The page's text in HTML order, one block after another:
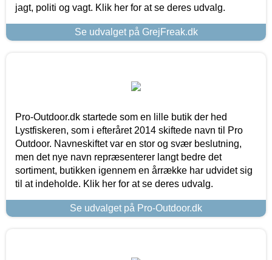
jagt, politi og vagt. Klik her for at se deres udvalg.
Se udvalget på GrejFreak.dk
Pro-Outdoor.dk startede som en lille butik der hed
Lystfiskeren, som i efteråret 2014 skiftede navn til Pro
Outdoor. Navneskiftet var en stor og svær beslutning,
men det nye navn repræsenterer langt bedre det
sortiment, butikken igennem en årrække har udvidet sig
til at indeholde. Klik her for at se deres udvalg.
Se udvalget på Pro-Outdoor.dk